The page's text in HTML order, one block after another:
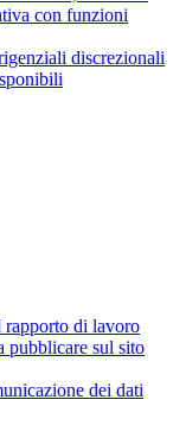
con funzioni
discrezionali
rapporto di lavoro
pubblicare sul sito
dei dati